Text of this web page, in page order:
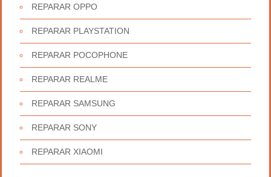
REPARAR OPPO
REPARAR PLAYSTATION
REPARAR POCOPHONE
REPARAR REALME
REPARAR SAMSUNG
REPARAR SONY
REPARAR XIAOMI